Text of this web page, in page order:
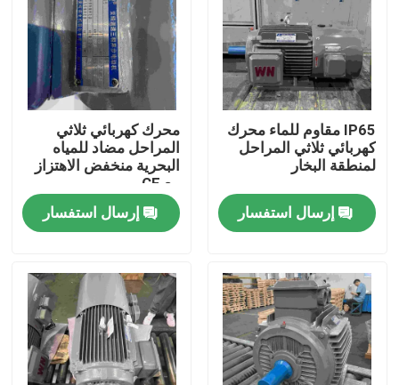
بيت
IP65 مقاوم للماء محرك
كهربائي ثلاثي المراحل
لمنطقة البخار
إرسال استفسار
محرك كهربائي ثلاثي
المراحل مضاد للمياه
البحرية منخفض الاهتزاز
مع CE
إرسال استفسار